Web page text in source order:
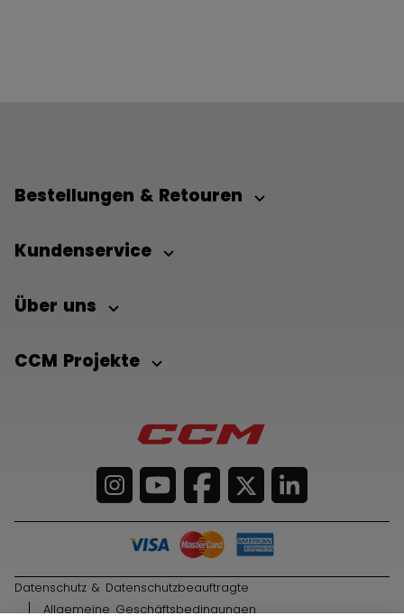
Bestellungen & Retouren
Kundenservice
Über uns
CCM Projekte
Datenschutz & Datenschutzbeauftragte
Allgemeine Geschäftsbedingungen